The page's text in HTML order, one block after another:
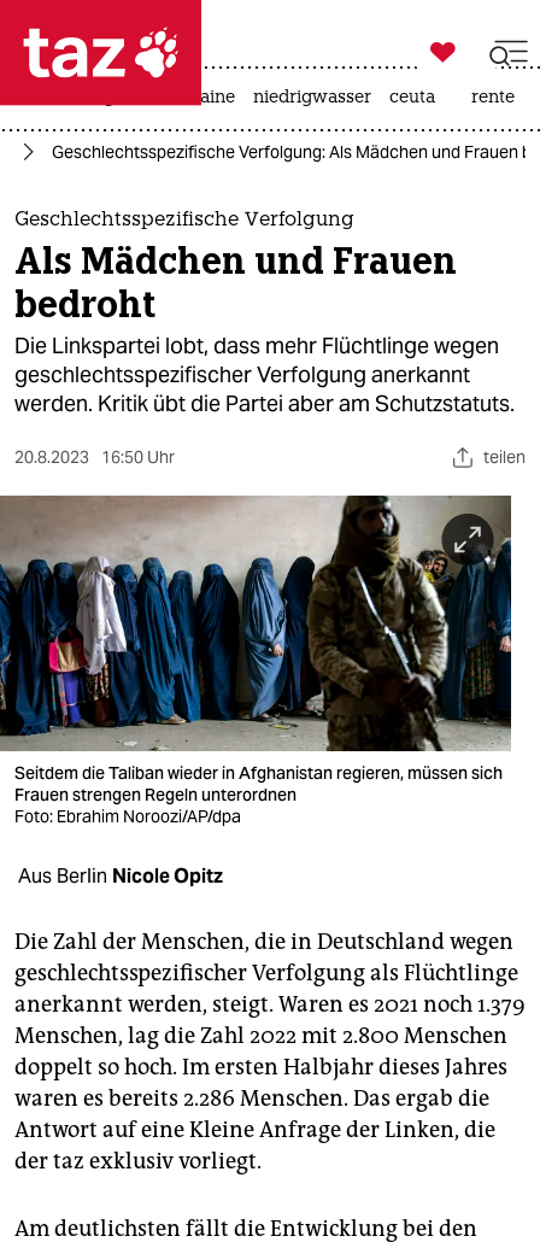
 taz zahl ich
taz zahl ich
themen
politik
öko
gesellschaft
sport
berlin
nord
wahrheit
verlag
verlag
veranstaltungen
unterstützen
abo
genossenschaft
epaper login

taz zahl ich
krieg in der ukraine niedrigwasser ceuta rente
Geschlechtsspezifische Verfolgung: Als Mädchen und Frauen
Geschlechtsspezifische Verfolgung
Als Mädchen und Frauen
bedroht
Die Linkspartei lobt, dass mehr Flüchtlinge wegen
geschlechtsspezifischer Verfolgung anerkannt
werden. Kritik übt die Partei aber am Schutzstatuts.
20.8.2023 16:50 Uhr teilen
Seitdem die Taliban wieder in Afghanistan regieren, müssen sich
Frauen strengen Regeln unterordnen
Foto: Ebrahim Noroozi/AP/dpa
Aus Berlin Nicole Opitz
Die Zahl der Menschen, die in Deutschland wegen
geschlechtsspezifischer Verfolgung als Flüchtlinge
anerkannt werden, steigt. Waren es 2021 noch 1.379
Menschen, lag die Zahl 2022 mit 2.800 Menschen
doppelt so hoch. Im ersten Halbjahr dieses Jahres
waren es bereits 2.286 Menschen. Das ergab die
Antwort auf eine Kleine Anfrage der Linken, die
der taz exklusiv vorliegt.
Am deutlichsten fällt die Entwicklung bei den